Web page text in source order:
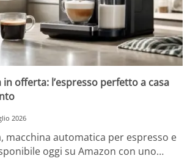
in offerta: l’espresso perfetto a casa
2026
macchina automatica per espresso e
oggi su Amazon con uno…